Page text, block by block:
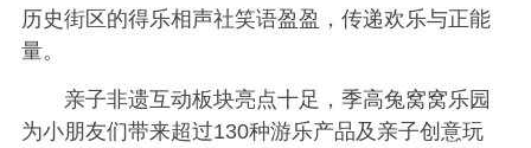
历史街区的得乐相声社笑语盈盈，传递欢乐与正能
量。
亲子非遗互动板块亮点十足，季高兔窝窝乐园
为小朋友们带来超过130种游乐产品及亲子创意玩